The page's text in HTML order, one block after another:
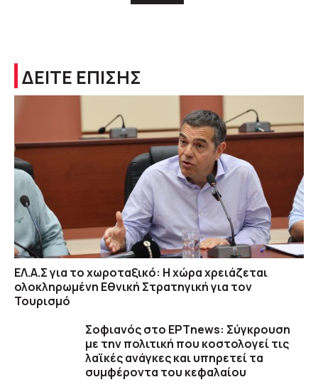
ΔΕΙΤΕ ΕΠΙΣΗΣ
ΕΛ.Α.Σ για το χωροταξικό: Η χώρα χρειάζεται
ολοκληρωμένη Εθνική Στρατηγική για τον
Τουρισμό
Σοφιανός στο ΕΡΤnews: Σύγκρουση
με την πολιτική που κοστολογεί τις
λαϊκές ανάγκες και υπηρετεί τα
συμφέροντα του κεφαλαίου